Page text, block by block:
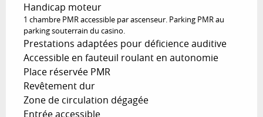
Handicap moteur
1 chambre PMR accessible par ascenseur. Parking PMR au
parking souterrain du casino.
Prestations adaptées pour déficience auditive
Accessible en fauteuil roulant en autonomie
Place réservée PMR
Revêtement dur
Zone de circulation dégagée
Entrée accessible